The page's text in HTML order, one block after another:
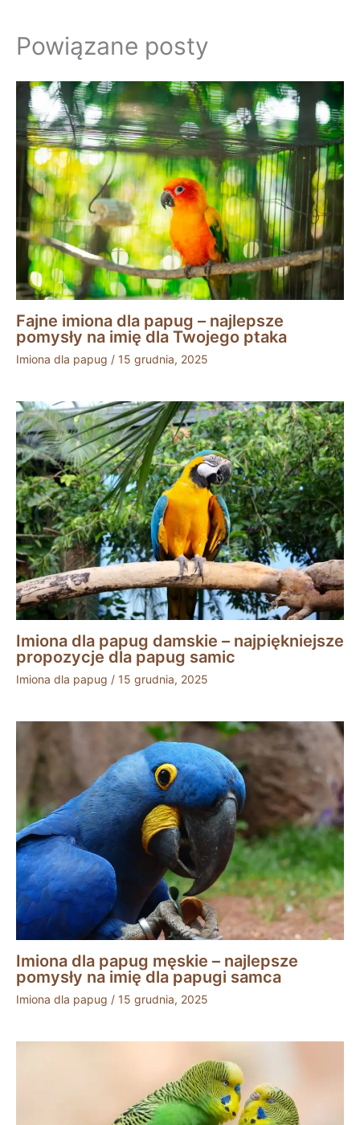
Powiązane posty
Fajne imiona dla papug – najlepsze
pomysły na imię dla Twojego ptaka
Imiona dla papug / 15 grudnia, 2025
Imiona dla papug damskie – najpiękniejsze
propozycje dla papug samic
Imiona dla papug / 15 grudnia, 2025
Imiona dla papug męskie – najlepsze
pomysły na imię dla papugi samca
Imiona dla papug / 15 grudnia, 2025